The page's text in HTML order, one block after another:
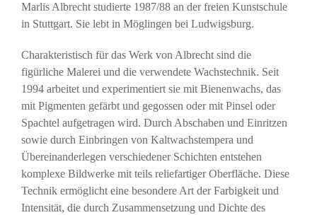
Marlis Albrecht studierte 1987/88 an der freien Kunstschule
in Stuttgart. Sie lebt in Möglingen bei Ludwigsburg.
Charakteristisch für das Werk von Albrecht sind die
figürliche Malerei und die verwendete Wachstechnik. Seit
1994 arbeitet und experimentiert sie mit Bienenwachs, das
mit Pigmenten gefärbt und gegossen oder mit Pinsel oder
Spachtel aufgetragen wird. Durch Abschaben und Einritzen
sowie durch Einbringen von Kaltwachstempera und
Übereinanderlegen verschiedener Schichten entstehen
komplexe Bildwerke mit teils reliefartiger Oberfläche. Diese
Technik ermöglicht eine besondere Art der Farbigkeit und
Intensität, die durch Zusammensetzung und Dichte des